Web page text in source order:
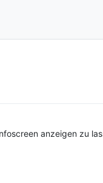
anzeigen zu